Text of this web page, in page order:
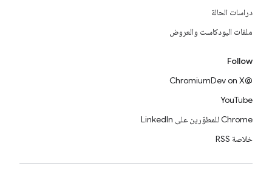
دراسات الحالة
ملفات البودكاست والعروض
Follow
@ChromiumDev on X
YouTube
Chrome للمطوّرين على LinkedIn
خلاصة RSS